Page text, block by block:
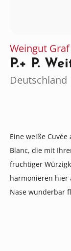
Weingut
P.+ P.
Eine weiße
Blanc, die mit
fruchtiger
harmonieren hier
Nase wunderbar